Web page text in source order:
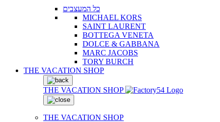
כל המעצבים
MICHAEL KORS
SAINT LAURENT
BOTTEGA VENETA
DOLCE & GABBANA
MARC JACOBS
TORY BURCH
THE VACATION SHOP
THE VACATION SHOP
THE VACATION SHOP